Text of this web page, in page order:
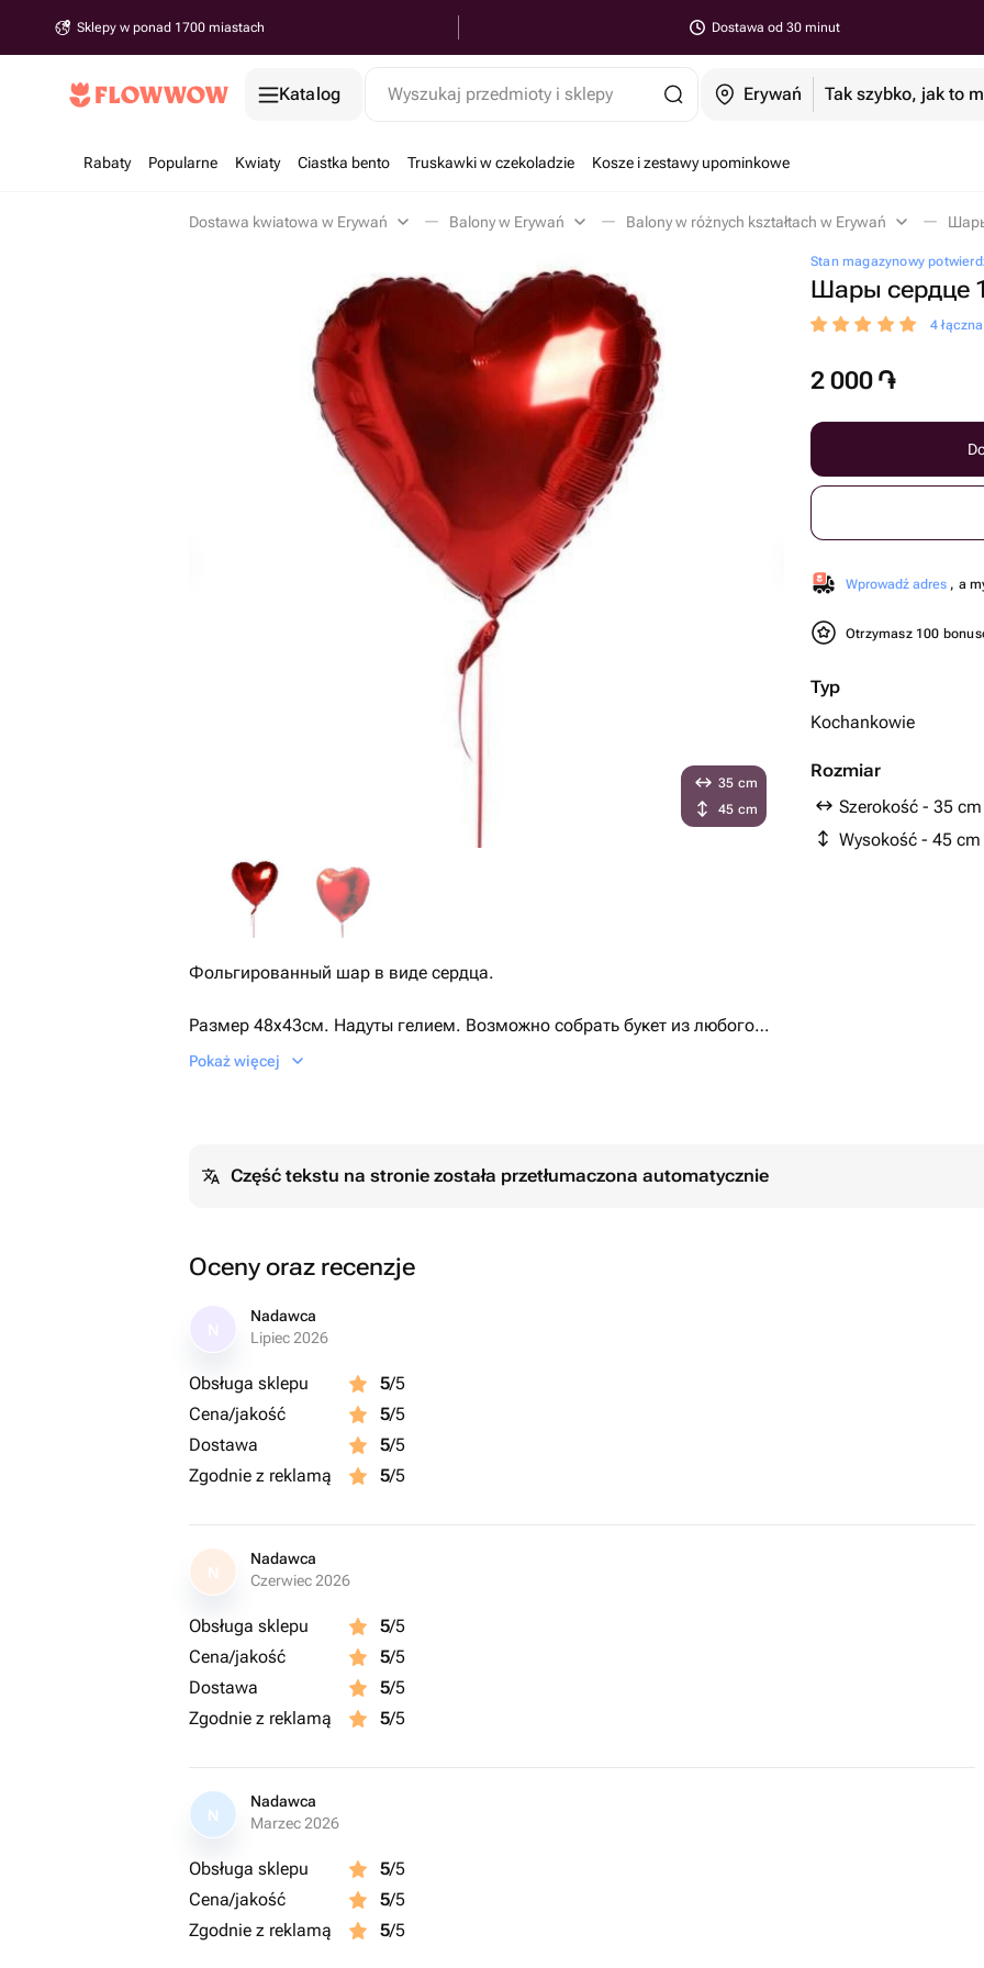
Sklepy w ponad 1700 miastach Dostawa od 30 minut
Katalog Wyszukaj przedmioty i sklepy Erywań Tak szybko, jak to
Rabaty Popularne Kwiaty Ciastka bento Truskawki w czekoladzie Kosze i zestawy upominkowe
Dostawa kwiatowa w Erywań Balony w Erywań Balony w różnych kształtach w Erywań
Stan magazynowy
Шары сердце
4
2 000 ֏
Wprowadź adres , a
Otrzymasz 100
Typ
Kochankowie
Rozmiar
Szerokość - 35 cm
Wysokość - 45 cm
35 cm
45 cm
Фольгированный шар в виде сердца.
Размер 48х43см. Надуты гелием. Возможно собрать букет из любого
количества Шаров.
Pokaż więcej
Część tekstu na stronie została przetłumaczona automatycznie
Oceny oraz recenzje
Nadawca
Lipiec 2026
Obsługa sklepu 5/5
Cena/jakość
5/5
Dostawa
5/5
Zgodnie z reklamą
5/5
N
Nadawca
Czerwiec 2026
Obsługa sklepu 5/5
Cena/jakość
5/5
Dostawa
5/5
Zgodnie z reklamą
5/5
N
Nadawca
Marzec 2026
Obsługa sklepu 5/5
Cena/jakość
5/5
Zgodnie z reklamą
5/5